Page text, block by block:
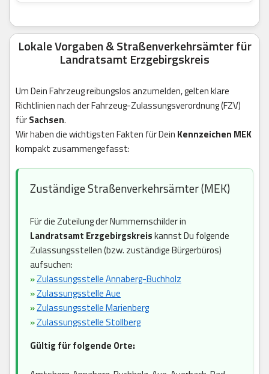
Lokale Vorgaben & Straßenverkehrsämter für
Landratsamt Erzgebirgskreis
Um Dein Fahrzeug reibungslos anzumelden, gelten klare
Richtlinien nach der Fahrzeug-Zulassungsverordnung (FZV)
fürSachsen.
Wir haben die wichtigsten Fakten für Dein Kennzeichen MEK
kompakt zusammengefasst:
Zuständige Straßenverkehrsämter (MEK)
Für die Zuteilung der Nummernschilder in
Landratsamt Erzgebirgskreiskannst Du folgende
Zulassungsstellen (bzw. zuständige Bürgerbüros)
aufsuchen:
»Zulassungsstelle Annaberg-Buchholz
»Zulassungsstelle Aue
»Zulassungsstelle Marienberg
»Zulassungsstelle Stollberg
Gültig für folgende Orte: